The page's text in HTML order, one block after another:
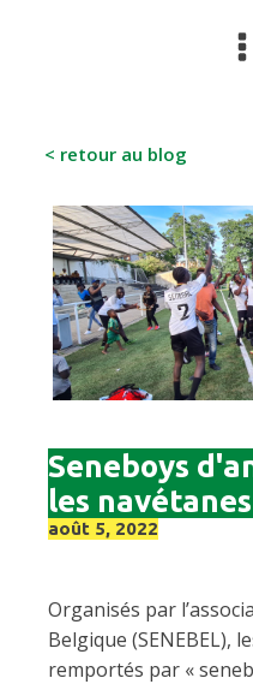
< retour au blog
Seneboys
les
août 5, 2022
Organisés par
Belgique (SENEBEL),
remportés par «